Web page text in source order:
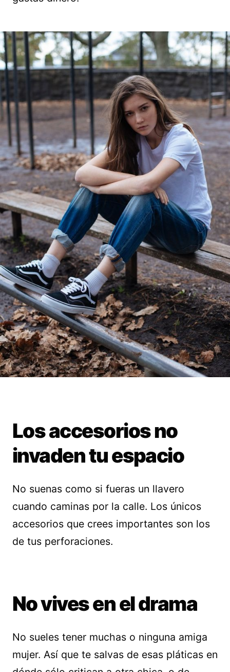
Los accesorios no
invaden tu espacio
No suenas como si fueras un llavero
cuando caminas por la calle. Los únicos
accesorios que crees importantes son los
de tus perforaciones.
No vives en el drama
No sueles tener muchas o ninguna amiga
mujer. Así que te salvas de esas pláticas en